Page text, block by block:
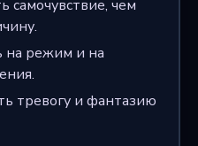
самочувствие, чем
на режим и на
тревогу и фантазию